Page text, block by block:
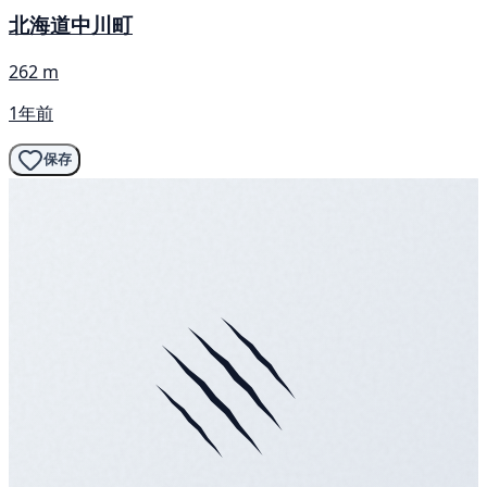
北海道中川町
262 m
1年前
保存